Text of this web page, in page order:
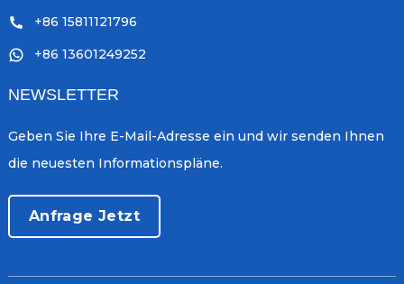
+86 15811121796
+86 13601249252
NEWSLETTER
Geben Sie Ihre E-Mail-Adresse ein und wir senden Ihnen
die neuesten Informationspläne.
Anfrage Jetzt